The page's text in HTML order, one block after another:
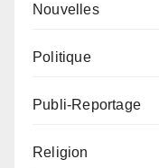
Nouvelles
Politique
Publi-Reportage
Religion